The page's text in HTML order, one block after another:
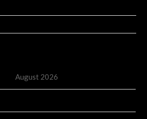
August 2026